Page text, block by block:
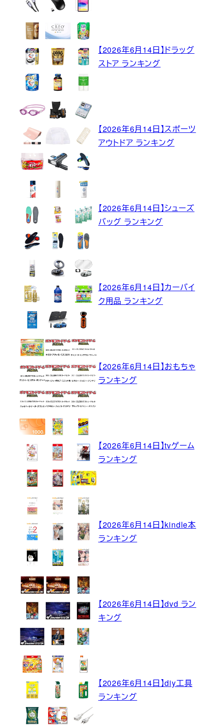
【2026年6月14日】ドラッグ
ストア ランキング
【2026年6月14日】スポーツ
アウトドア ランキング
【2026年6月14日】シューズ
バッグ ランキング
【2026年6月14日】カーバイ
ク用品 ランキング
【2026年6月14日】おもちゃ
ランキング
【2026年6月14日】tvゲーム
ランキング
【2026年6月14日】kindle本
ランキング
【2026年6月14日】dvd ラン
キング
【2026年6月14日】diy工具
ランキング